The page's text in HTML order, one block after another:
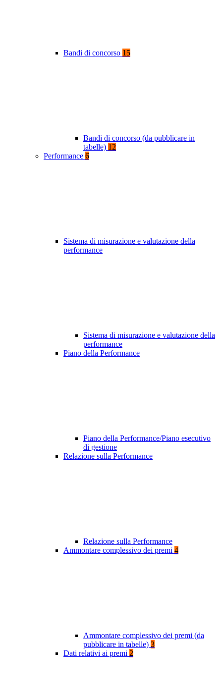
Bandi di concorso 15
Bandi di concorso (da pubblicare in
tabelle) 12
Performance 6
Sistema di misurazione e valutazione della
performance
Sistema di misurazione e valutazione della
performance
Piano della Performance
Piano della Performance/Piano esecutivo
di gestione
Relazione sulla Performance
Relazione sulla Performance
Ammontare complessivo dei premi 4
Ammontare complessivo dei premi (da
pubblicare in tabelle) 3
Dati relativi ai premi 2